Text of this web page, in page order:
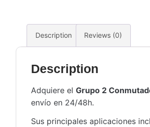
Description Reviews (0)
Description
Adquiere el Grupo 2
envío en 24/48h.
Sus principales aplicaciones